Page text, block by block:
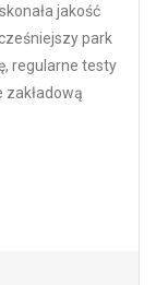
jakość
park
regularne testy
zakładową